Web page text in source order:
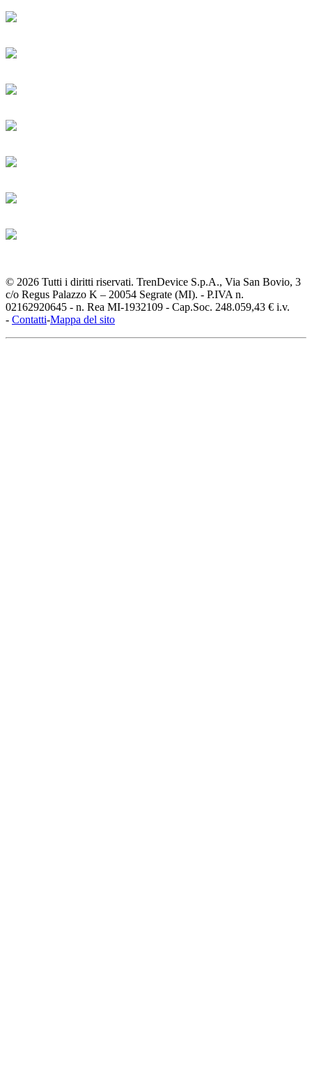
© 2026 Tutti i diritti riservati. TrenDevice S.p.A., Via San Bovio, 3
c/o Regus Palazzo K – 20054 Segrate (MI). - P.IVA n.
02162920645 - n. Rea MI-1932109 - Cap.Soc. 248.059,43 € i.v.
- Contatti-Mappa del sito